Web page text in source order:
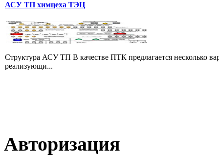
АСУ ТП химцеха ТЭЦ
Структура АСУ ТП В качестве ПТК предлагается несколько
реализующи...
Авторизация